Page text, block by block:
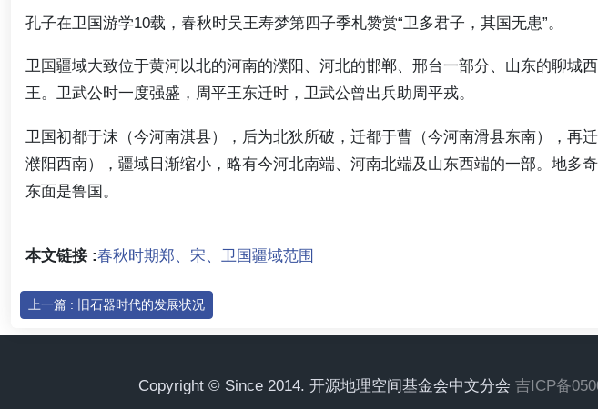
孔子在卫国游学10载，春秋时吴王寿梦第四子季札赞赏“卫多君子，其国无患”。
卫国疆域大致位于黄河以北的河南的濮阳、河北的邯郸、邢台一部分、山东的聊城
王。卫武公时一度强盛，周平王东迁时，卫武公曾出兵助周平戎。
卫国初都于沫（今河南淇县），后为北狄所破，迁都于曹（今河南滑县东南），再
濮阳西南），疆域日渐缩小，略有今河北南端、河南北端及山东西端的一部。地多
东面是鲁国。
本文链接 :春秋时期郑、宋、卫国疆域范围
上一篇 : 旧石器时代的发展状况
Copyright © Since 2014. 开源地理空间基金会中文分会 吉ICP备